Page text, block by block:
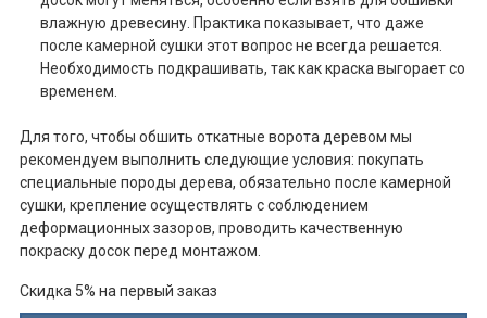
влажную древесину. Практика показывает, что даже
после камерной сушки этот вопрос не всегда решается.
Необходимость подкрашивать, так как краска выгорает со
временем.
Для того, чтобы обшить откатные ворота деревом мы
рекомендуем выполнить следующие условия: покупать
специальные породы дерева, обязательно после камерной
сушки, крепление осуществлять с соблюдением
деформационных зазоров, проводить качественную
покраску досок перед монтажом.
Скидка 5% на первый заказ